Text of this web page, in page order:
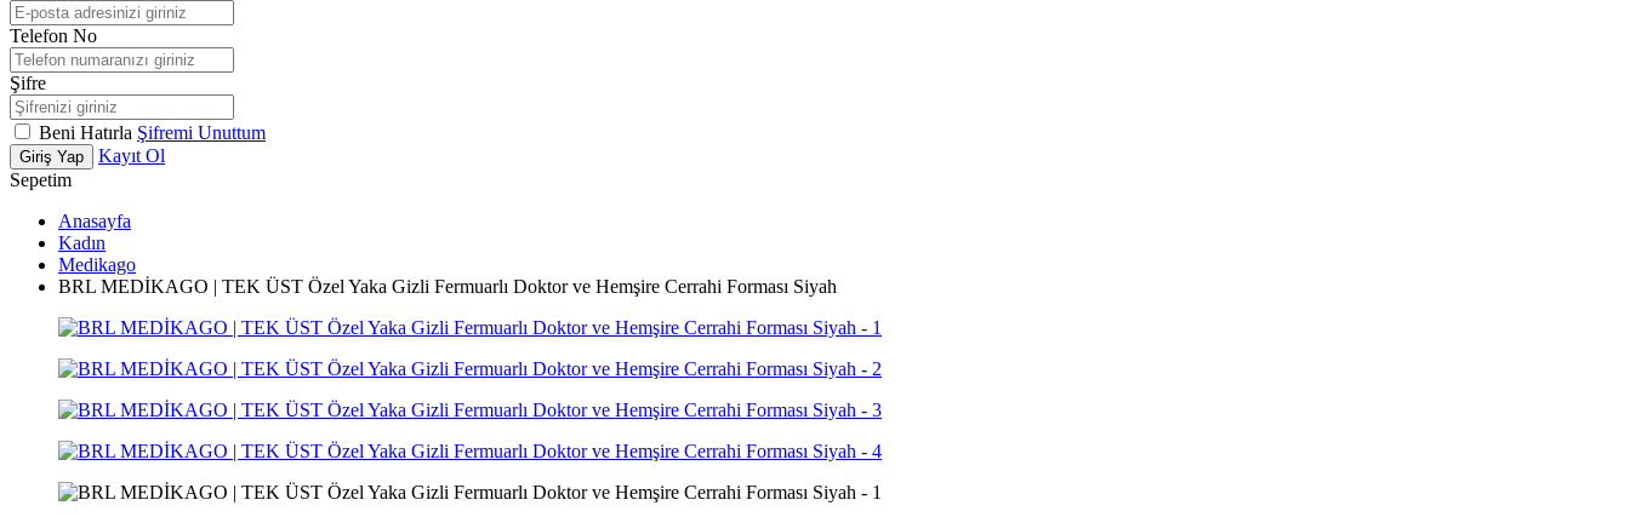
Telefon No
Şifre
Beni Hatırla Şifremi Unuttum
Giriş Yap
Kayıt Ol
Sepetim
Anasayfa
Kadın
Medikago
BRL MEDİKAGO | TEK ÜST Özel Yaka Gizli Fermuarlı Doktor ve Hemşire Cerrahi Forması Siyah